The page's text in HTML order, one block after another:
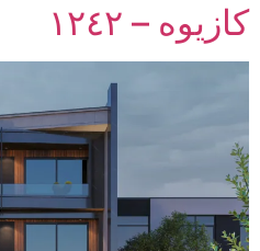
کازیوە – ١٢٤٢